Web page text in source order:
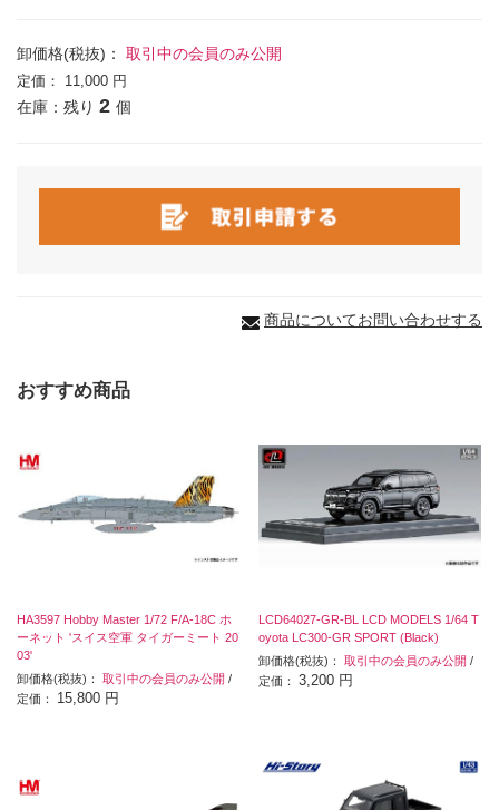
卸価格(税抜)： 取引中の会員のみ公開
定価： 11,000 円
在庫：残り 2 個
商品についてお問い合わせする
おすすめ商品
HA3597 Hobby Master 1/72 F/A-18C ホ
ーネット 'スイス空軍 タイガーミート 20
03'
卸価格(税抜)： 取引中の会員のみ公開 /
定価： 15,800 円
LCD64027-GR-BL LCD MODELS 1/64 T
oyota LC300-GR SPORT (Black)
卸価格(税抜)：取引中の会員のみ公開 /
定価：3,200 円